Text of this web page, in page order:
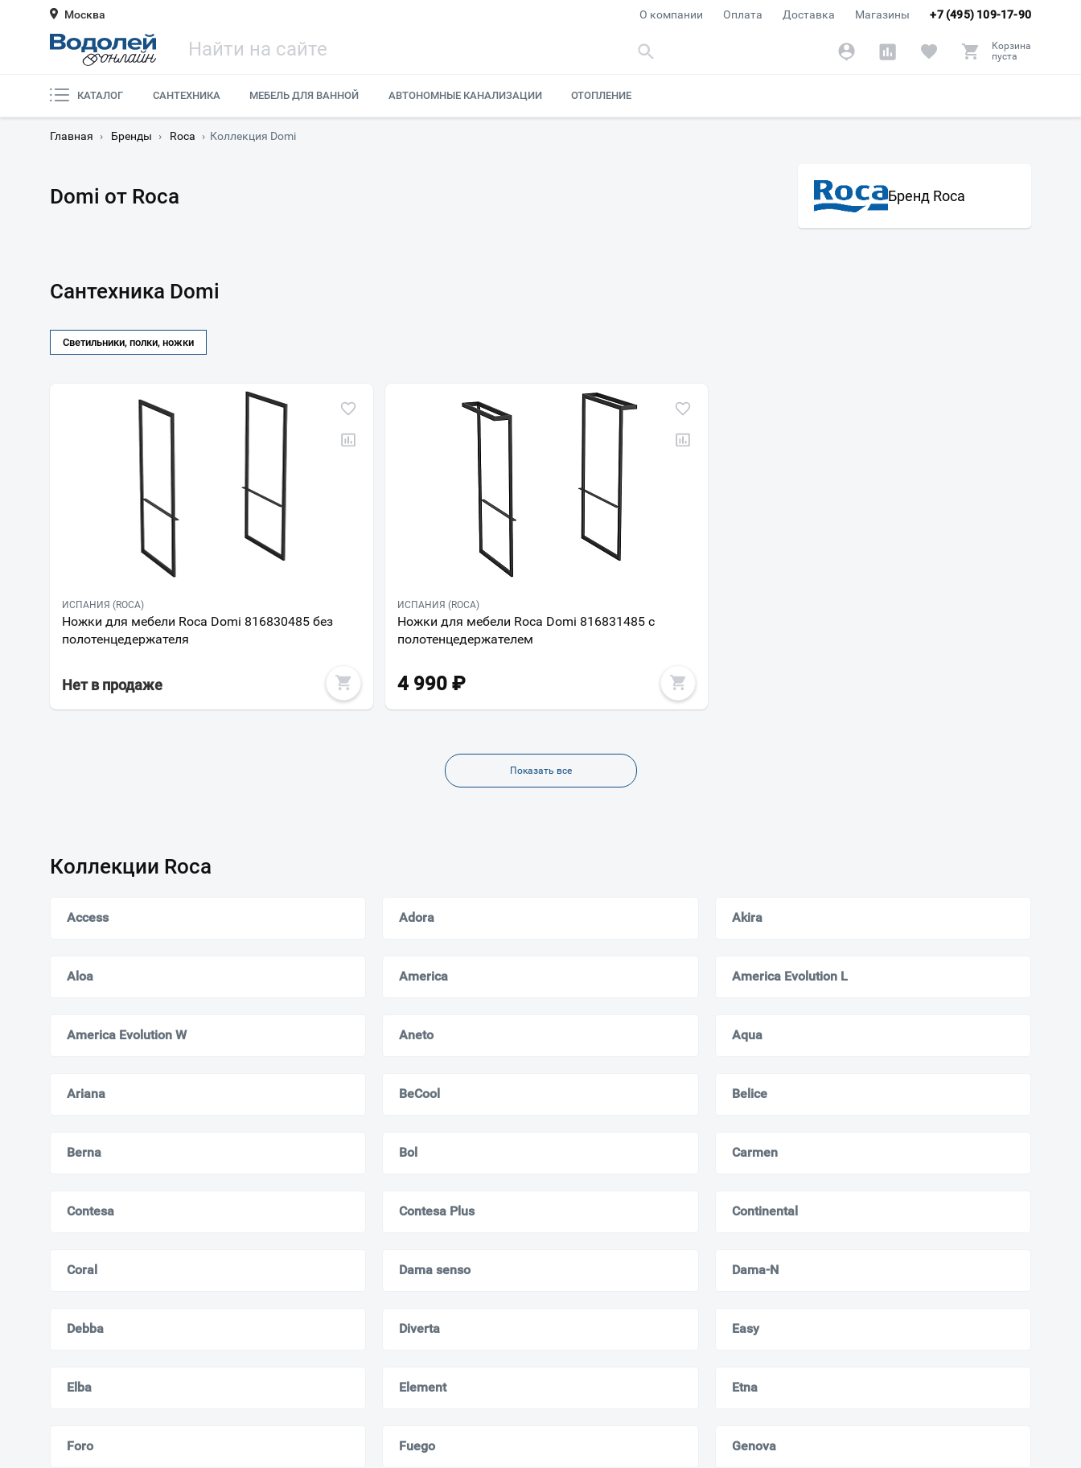
Москва +7 (495) 109-17-90
О компании Оплата Доставка Магазины
Корзина
пуста
КАТАЛОГ САНТЕХНИКА МЕБЕЛЬ ДЛЯ ВАННОЙ АВТОНОМНЫЕ КАНАЛИЗАЦИИ ОТОПЛЕНИЕ
Главная › Бренды › Roca › Коллекция Domi
Domi от Roca Бренд Roca
Сантехника Domi
Светильники, полки, ножки
ИСПАНИЯ (ROCA)
Ножки для мебели Roca Domi 816830485 без
полотенцедержателя
Нет в продаже
ИСПАНИЯ (ROCA)
Ножки для мебели Roca Domi 816831485 c
полотенцедержателем
4 990 ₽
Показать все
Коллекции Roca
Access Adora Akira
Aloa America America Evolution L
America Evolution W Aneto Aqua
Ariana BeCool Belice
Berna Bol Carmen
Contesa Contesa Plus Continental
Coral Dama senso Dama-N
Debba Diverta Easy
Elba Element Etna
Foro Fuego Genova
Мурманск
Всё верно